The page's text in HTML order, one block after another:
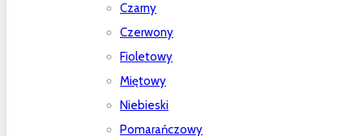
Czarny
Czerwony
Fioletowy
Miętowy
Niebieski
Pomarańczowy